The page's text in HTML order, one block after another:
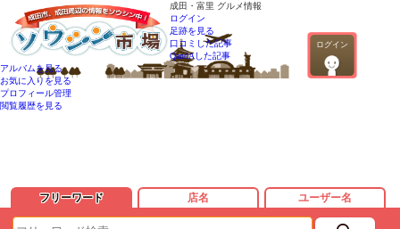
成田・富里 グルメ情報
ログイン
ログイン
足跡を見る
口コミした記事
QandAした記事
アルバムを見る
お気に入りを見る
プロフィール管理
閲覧履歴を見る
フリーワード 店名 ユーザー名